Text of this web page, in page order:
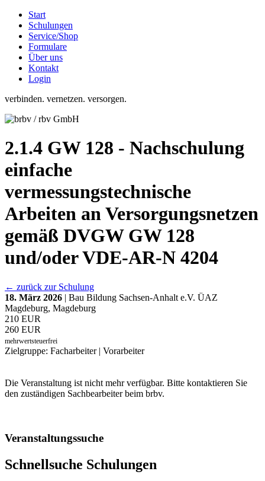
Start
Schulungen
Service/Shop
Formulare
Über uns
Kontakt
Login
verbinden. vernetzen. versorgen.
2.1.4 GW 128 - Nachschulung
einfache
vermessungstechnische
Arbeiten an Versorgungsnetzen
gemäß DVGW GW 128
und/oder VDE-AR-N 4204
← zurück zur Schulung
18. März 2026 | Bau Bildung Sachsen-Anhalt e.V. ÜAZ
Magdeburg, Magdeburg
210 EUR
260 EUR
mehrwertsteuerfrei
Zielgruppe: Facharbeiter | Vorarbeiter
Die Veranstaltung ist nicht mehr verfügbar. Bitte kontaktieren Sie
den zuständigen Sachbearbeiter beim brbv.
Veranstaltungssuche
Schnellsuche Schulungen